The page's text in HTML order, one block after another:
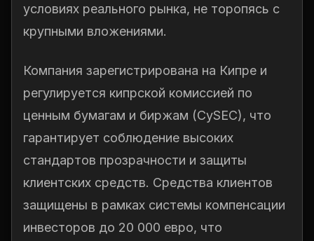
условиях реального рынка, не торопясь с
крупными вложениями.
Компания зарегистрирована на Кипре и
регулируется кипрской комиссией по
ценным бумагам и биржам (CySEC), что
гарантирует соблюдение высоких
стандартов прозрачности и защиты
клиентских средств. Средства клиентов
защищены в рамках системы компенсации
инвесторов до 20 000 евро, что